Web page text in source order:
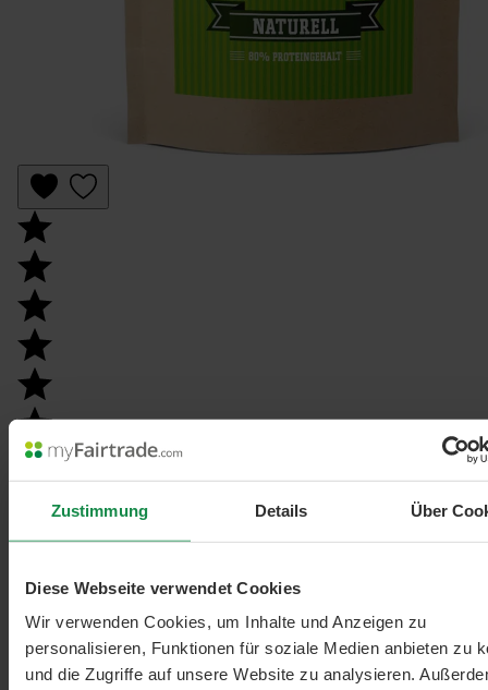
Zustimmung Details Über
Diese Webseite verwendet Cookies
Wir verwenden Cookies, um Inhalte und Anzeigen zu
personalisieren, Funktionen für soziale Medien anbieten zu
und die Zugriffe auf unsere Website zu analysieren.
Erbsenprotein
Maskelmän
In den Warenkorb
Beliebt